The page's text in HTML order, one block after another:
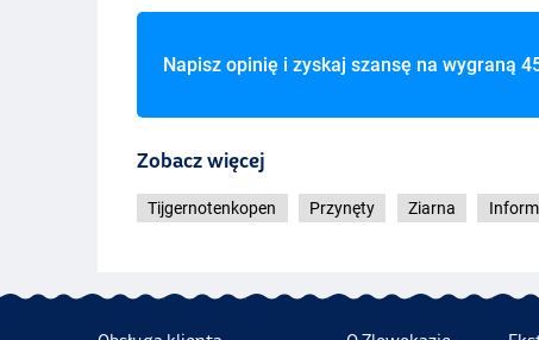
Napisz opinię i zyskaj szansę na wygraną
Zobacz więcej
Tijgernotenkopen Przynęty Ziarna